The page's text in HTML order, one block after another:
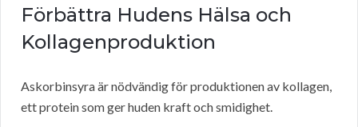
Förbättra Hudens Hälsa och
Kollagenproduktion
Askorbinsyra är nödvändig för produktionen av kollagen,
ett protein som ger huden kraft och smidighet.